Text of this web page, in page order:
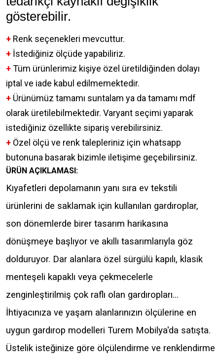
gösterebilir.
+ Renk seçenekleri mevcuttur.
+ İstediğiniz ölçüde yapabiliriz.
+Tüm ürünlerimiz kişiye özel üretildiğinden dolayı
iptal ve iade kabul edilmemektedir.
+ Ürünümüz tamamı suntalam ya da tamamı mdf
olarak üretilebilmektedir. Varyant seçimi yaparak
istediğiniz özellikte sipariş verebilirsiniz.
+ Özel ölçü ve renk talepleriniz için whatsapp
butonuna basarak bizimle iletişime geçebilirsiniz.
ÜRÜN AÇIKLAMASI:
Kıyafetleri depolamanın yanı sıra ev tekstili
ürünlerini de saklamak için kullanılan gardıroplar,
son dönemlerde birer tasarım harikasına
dönüşmeye başlıyor ve akıllı tasarımlarıyla göz
dolduruyor. Dar alanlara özel sürgülü kapılı, klasik
menteşeli kapaklı veya çekmecelerle
zenginleştirilmiş çok raflı olan gardıropları...
İhtiyacınıza ve yaşam alanlarınızın ölçülerine en
uygun gardırop modelleri Turem Mobilya'da satışta.
Üstelik isteğinize göre ölçülendirme ve renklendirme